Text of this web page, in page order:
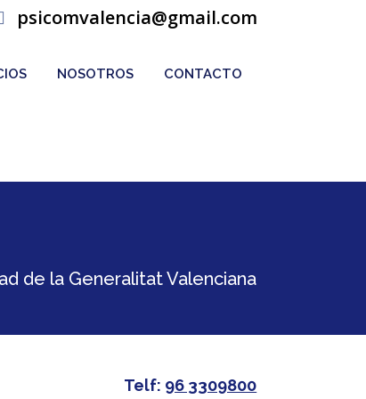
psicomvalencia@gmail.com
NOSOTROS CONTACTO
Telf: 96 3309800